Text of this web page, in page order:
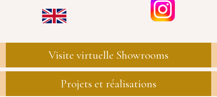
Visite virtuelle Showrooms
Projets et réalisations